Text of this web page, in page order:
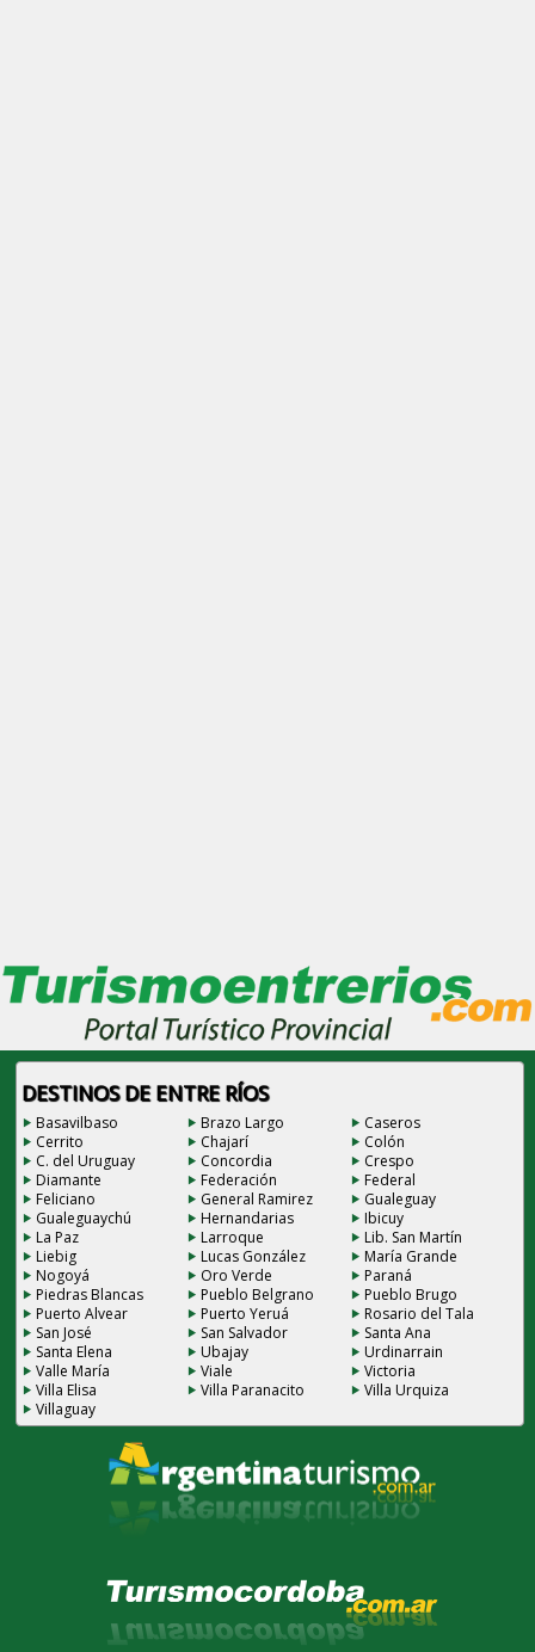
DESTINOS DE ENTRE RÍOS
Basavilbaso Brazo Largo
Caseros
Cerrito
Chajarí
Colón
C. del Uruguay
Concordia
Crespo
Diamante
Federación
Federal
Feliciano
General Ramirez
Gualeguay
Gualeguaychú
Hernandarias
Ibicuy
La Paz
Larroque
Lib. San Martín
Liebig
Lucas González
María Grande
Nogoyá
Oro Verde
Paraná
Piedras Blancas
Pueblo Belgrano
Pueblo Brugo
Puerto Alvear
Puerto Yeruá
Rosario del Tala
San José
San Salvador
Santa Ana
Santa Elena
Ubajay
Urdinarrain
Valle María
Viale
Victoria
Villa Elisa
Villa Paranacito
Villa Urquiza
Villaguay